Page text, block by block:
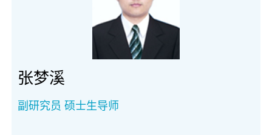
张梦溪
副研究员 硕士生导师